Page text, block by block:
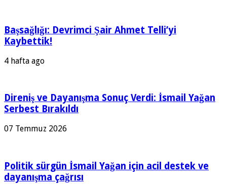
Başsağlığı: Devrimci Şair Ahmet Telli’yi
Kaybettik!
4 hafta ago
Direniş ve Dayanışma Sonuç Verdi: İsmail Yağan
Serbest Bırakıldı
07 Temmuz 2026
Politik sürgün İsmail Yağan için acil destek ve
dayanışma çağrısı